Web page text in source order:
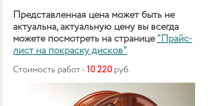
Представленная цена может быть не
актуальна, актуальную цену вы всегда
можете посмотреть на странице "Прайс-
лист на покраску дисков"
Стоимость работ - 10 220 руб.